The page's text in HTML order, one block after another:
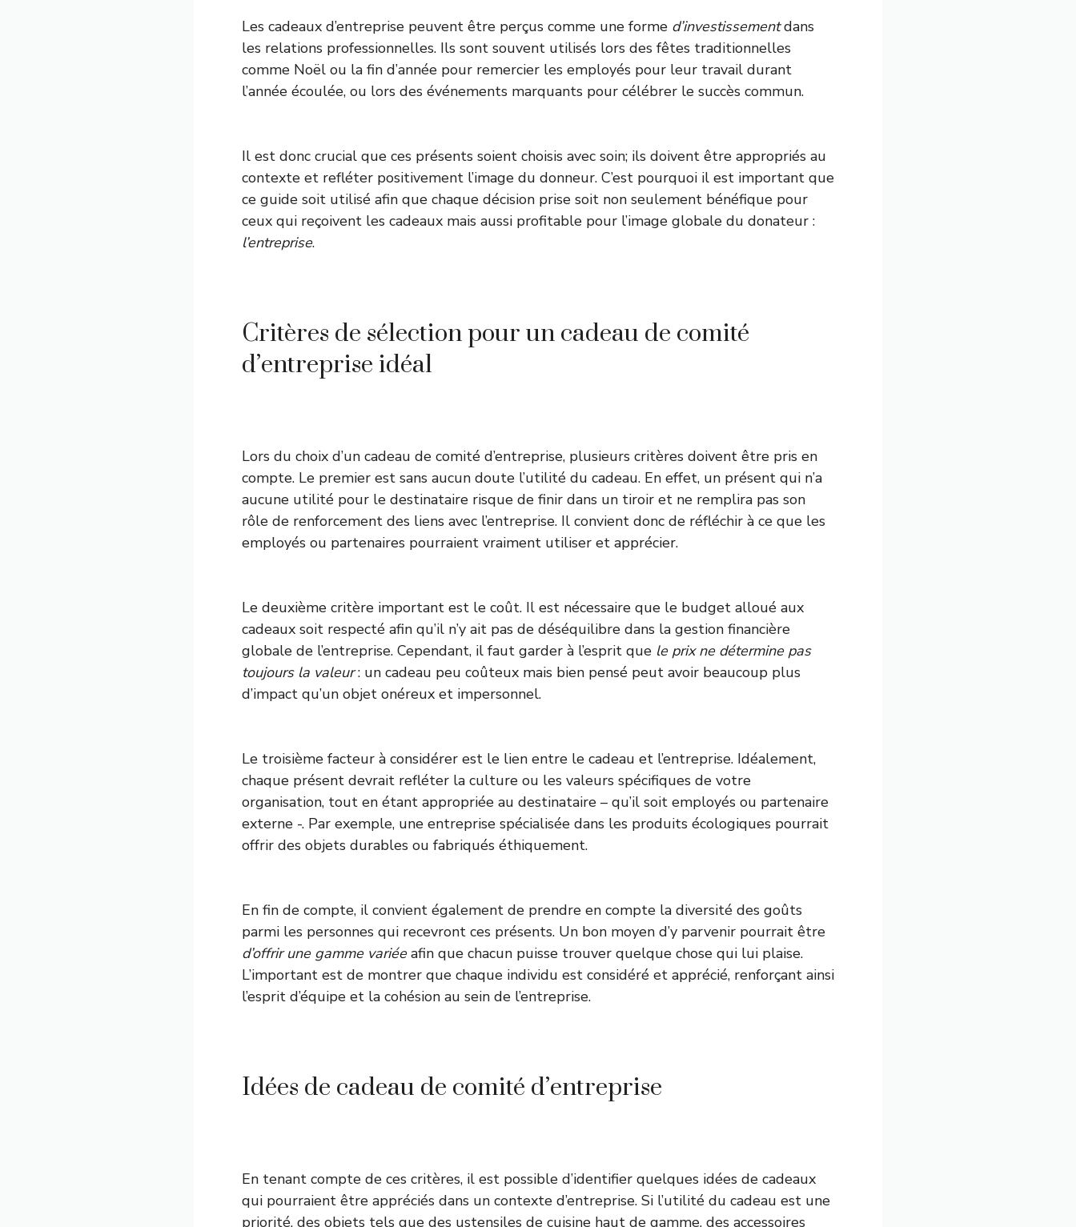
Les cadeaux d’entreprise peuvent être perçus comme une forme d’investissementdans
les relations professionnelles. Ils sont souvent utilisés lors des fêtes traditionnelles
comme Noël ou la fin d’année pour remercier les employés pour leur travail durant
l’année écoulée, ou lors des événements marquants pour célébrer le succès commun.
Il est donc crucial que ces présents soient choisis avec soin; ils doivent être appropriés au
contexte et refléter positivement l’image du donneur. C’est pourquoi il est important que
ce guide soit utilisé afin que chaque décision prise soit non seulement bénéfique pour
ceux qui reçoivent les cadeaux mais aussi profitable pour l’image globale du donateur :
l’entreprise.
Critères de sélection pour un cadeau de comité
d’entreprise idéal
Lors du choix d’un cadeau de comité d’entreprise, plusieurs critères doivent être pris en
compte. Le premier est sans aucun doute l’utilité du cadeau. En effet, un présent qui n’a
aucune utilité pour le destinataire risque de finir dans un tiroir et ne remplira pas son
rôle de renforcement des liens avec l’entreprise. Il convient donc de réfléchir à ce que les
employés ou partenaires pourraient vraiment utiliser et apprécier.
Le deuxième critère important est le coût. Il est nécessaire que le budget alloué aux
cadeaux soit respecté afin qu’il n’y ait pas de déséquilibre dans la gestion financière
globale de l’entreprise. Cependant, il faut garder à l’esprit que le prix ne détermine pas
toujours la valeur: un cadeau peu coûteux mais bien pensé peut avoir beaucoup plus
d’impact qu’un objet onéreux et impersonnel.
Le troisième facteur à considérer est le lien entre le cadeau et l’entreprise. Idéalement,
chaque présent devrait refléter la culture ou les valeurs spécifiques de votre
organisation, tout en étant appropriée au destinataire – qu’il soit employés ou partenaire
externe -. Par exemple, une entreprise spécialisée dans les produits écologiques pourrait
offrir des objets durables ou fabriqués éthiquement.
En fin de compte, il convient également de prendre en compte la diversité des goûts
parmi les personnes qui recevront ces présents. Un bon moyen d’y parvenir pourrait être
d’offrir une gamme variéeafin que chacun puisse trouver quelque chose qui lui plaise.
L’important est de montrer que chaque individu est considéré et apprécié, renforçant ainsi
l’esprit d’équipe et la cohésion au sein de l’entreprise.
Idées de cadeau de comité d’entreprise
En tenant compte de ces critères, il est possible d’identifier quelques idées de cadeaux
qui pourraient être appréciés dans un contexte d’entreprise. Si l’utilité du cadeau est une
priorité, des objets tels que des ustensiles de cuisine haut de gamme, des accessoires